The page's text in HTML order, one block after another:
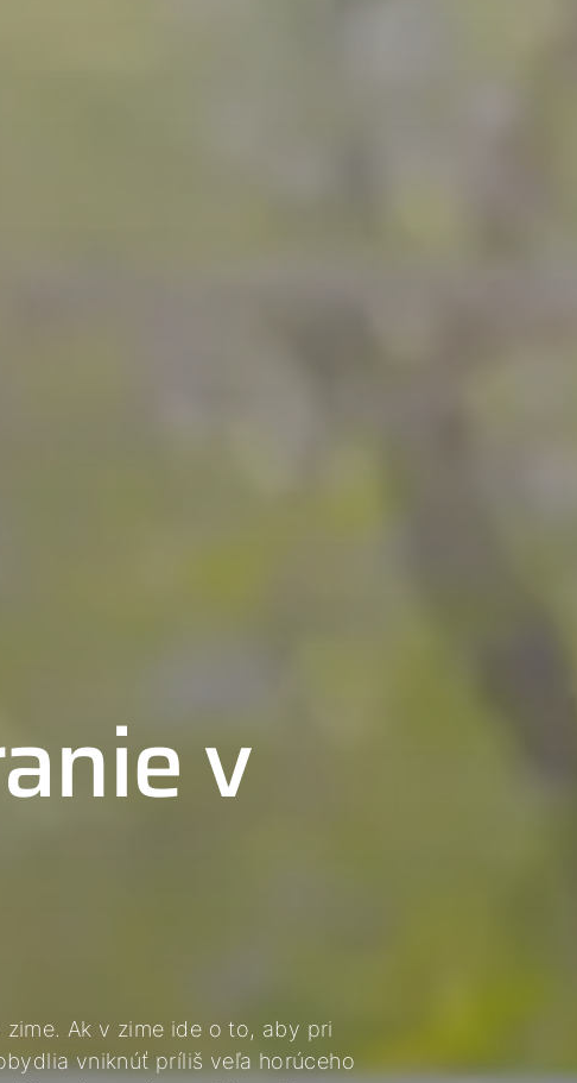
v
Ak v zime ide o to, aby pri
vniknúť príliš veľa horúceho